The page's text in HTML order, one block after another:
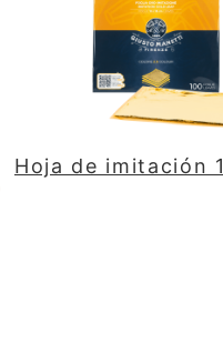
Hoja de imitación